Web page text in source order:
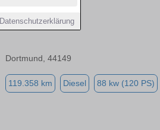
Datenschutzerklärung
Peugeot 3008
Dortmund, 44149
119.358 km Diesel 88 kw (120 PS)